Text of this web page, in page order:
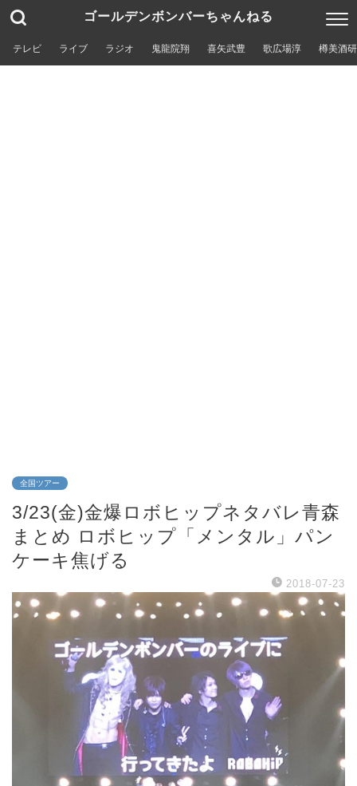
ゴールデンボンバーちゃんねる
テレビ ライブ ラジオ 鬼龍院翔 喜矢武豊 歌広場淳 樽美酒
全国ツアー
3/23(金)金爆ロボヒップネタバレ青森
まとめ ロボヒップ「メンタル」パン
ケーキ焦げる
2018-07-23